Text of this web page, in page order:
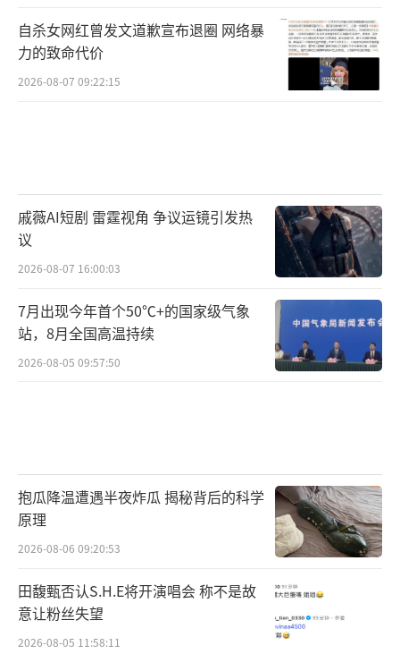
自杀女网红曾发文道歉宣布退圈 网络暴
力的致命代价
2026-08-07 09:22:15
戚薇AI短剧 雷霆视角 争议运镜引发热
议
2026-08-07 16:00:03
7月出现今年首个50℃+的国家级气象
站，8月全国高温持续
2026-08-05 09:57:50
抱瓜降温遭遇半夜炸瓜 揭秘背后的科学
原理
2026-08-06 09:20:53
田馥甄否认S.H.E将开演唱会 称不是故
意让粉丝失望
2026-08-05 11:58:11